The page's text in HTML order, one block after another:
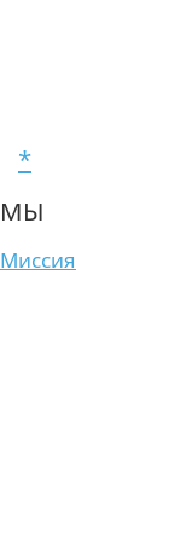
*
МЫ
Миссия